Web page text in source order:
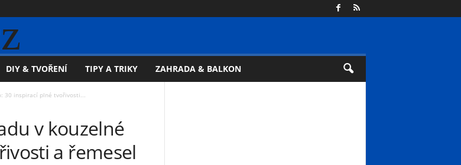
DIY & TVOŘENÍ TIPY A TRIKY ZAHRADA & BALKON
30 inspirací plné tvořivosti...
v kouzelné
a řemesel